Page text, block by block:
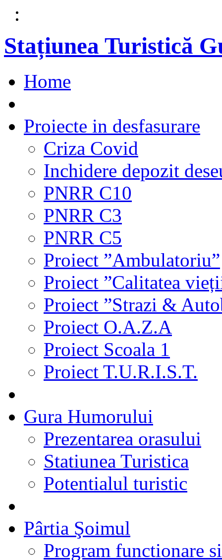
Stațiunea Turistică
Home
Proiecte in desfasurare
Criza Covid
Inchidere depozit
PNRR C10
PNRR C3
PNRR C5
Proiect ”Ambulatoriu”
Proiect ”Calitatea
Proiect ”Strazi &
Proiect O.A.Z.A
Proiect Scoala 1
Proiect T.U.R.I.S.T.
Gura Humorului
Prezentarea orasului
Statiunea Turistica
Potentialul turistic
Pârtia Şoimul
Program functionare